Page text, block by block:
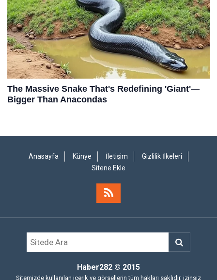
Anasayfa Künye İletişim
Gizlilik İlkeleri
Sitene Ekle
Haber282 © 2015
Sitemizde kullanılan içerik ve görsellerin tüm hakları saklıdır, izinsiz